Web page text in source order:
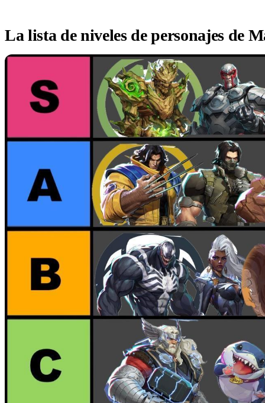
La lista de niveles de personajes de